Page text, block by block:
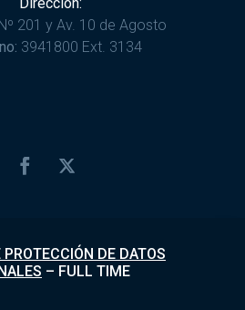
201 y Av. 10 de Agosto
3941800 Ext. 3134
DE DATOS
– FULL TIME